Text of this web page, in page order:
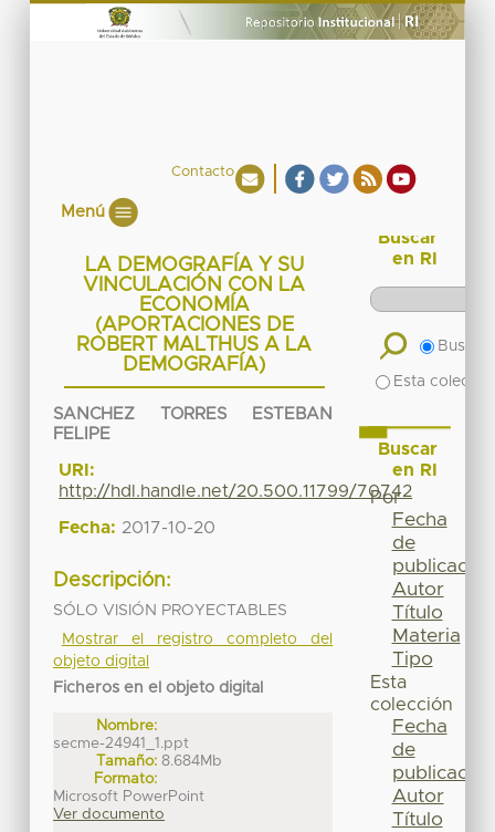
Contacto
Menú
LA DEMOGRAFÍA Y SU
VINCULACIÓN CON LA
ECONOMÍA
(APORTACIONES DE
ROBERT MALTHUS A LA
DEMOGRAFÍA)
SANCHEZ TORRES ESTEBAN
FELIPE
URI:
http://hdl.handle.net/20.500.11799/70742
Fecha: 2017-10-20
Descripción:
SÓLO VISIÓN PROYECTABLES
Mostrar el registro completo del
objeto digital
Ficheros en el objeto digital
Nombre:
secme-24941_1.ppt
Tamaño: 8.684Mb
Formato:
Microsoft PowerPoint
Ver documento
Buscar
en RI
Buscar
Esta
Buscar
en RI
Por
Fecha
de
publicación
Autor
Título
Materia
Tipo
Esta
colección
Fecha
de
publicación
Autor
Título